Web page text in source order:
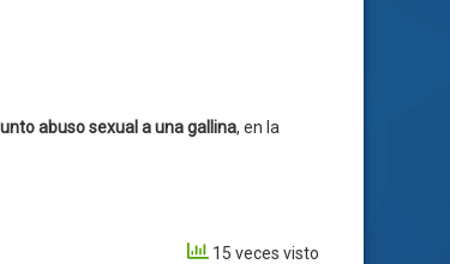
abuso sexual a una gallina, en la
15 veces visto